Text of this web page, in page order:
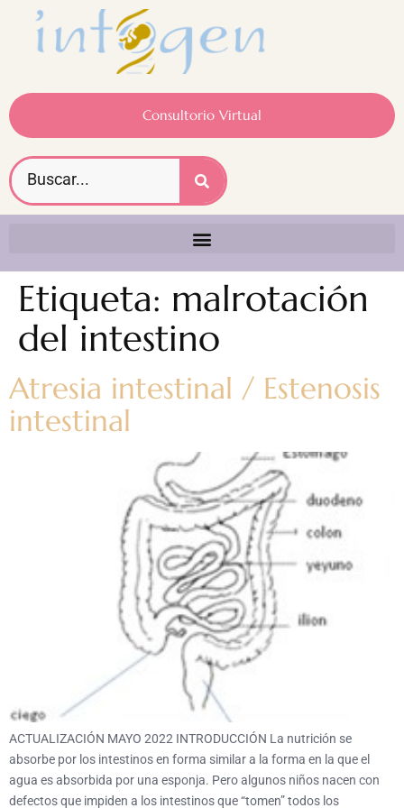
Consultorio Virtual
Etiqueta: malrotación
del intestino
Atresia intestinal / Estenosis
intestinal
ACTUALIZACIÓN MAYO 2022 INTRODUCCIÓN La nutrición se
absorbe por los intestinos en forma similar a la forma en la que el
agua es absorbida por una esponja. Pero algunos niños nacen con
defectos que impiden a los intestinos que “tomen” todos los